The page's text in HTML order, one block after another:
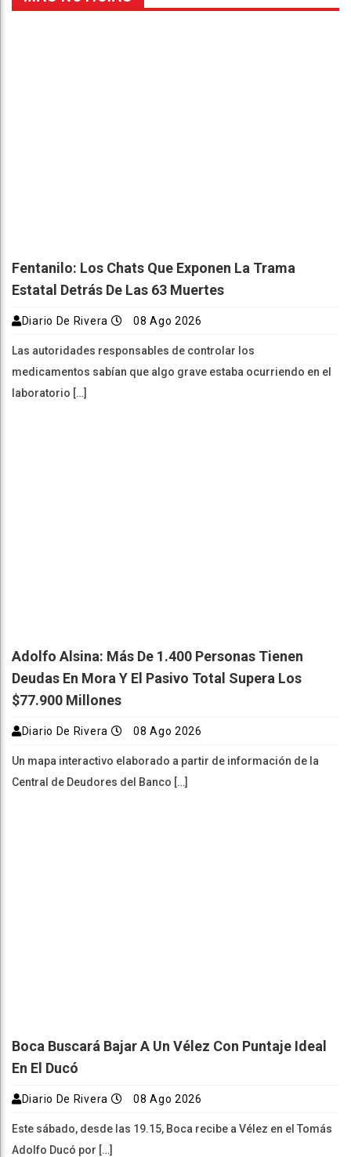
Fentanilo: Los Chats Que Exponen La Trama
Estatal Detrás De Las 63 Muertes
Diario De Rivera 08 Ago 2026
Las autoridades responsables de controlar los
medicamentos sabían que algo grave estaba ocurriendo en el
laboratorio […]
Adolfo Alsina: Más De 1.400 Personas Tienen
Deudas En Mora Y El Pasivo Total Supera Los
$77.900 Millones
Diario De Rivera 08 Ago 2026
Un mapa interactivo elaborado a partir de información de la
Central de Deudores del Banco […]
Boca Buscará Bajar A Un Vélez Con Puntaje Ideal
En El Ducó
Diario De Rivera 08 Ago 2026
Este sábado, desde las 19.15, Boca recibe a Vélez en el Tomás
Adolfo Ducó por […]